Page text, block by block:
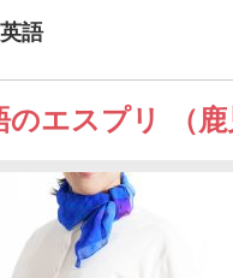
語
エスプリ （鹿